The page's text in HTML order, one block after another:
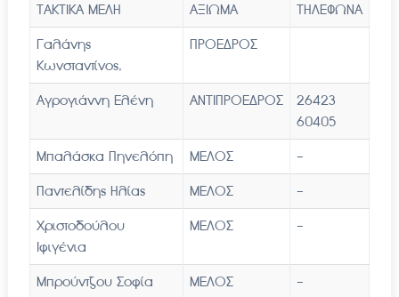
ΤΑΚΤΙΚΑ ΜΕΛΗ ΑΞΙΩΜΑ ΤΗΛΕΦΩΝΑ
Γαλάνης
Κωνσταντίνος,
ΠΡΟΕΔΡΟΣ
Αγρογιάννη Ελένη ΑΝΤΙΠΡΟΕΔΡΟΣ
26423
60405
Μπαλάσκα Πηνελόπη ΜΕΛΟΣ -
Παντελίδης Ηλίας ΜΕΛΟΣ -
Χριστοδούλου
Ιφιγένια
ΜΕΛΟΣ -
Μπρούντζου Σοφία ΜΕΛΟΣ -